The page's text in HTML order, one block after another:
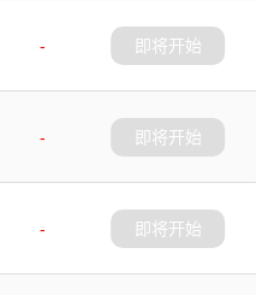
-
即将开始
-
即将开始
-
即将开始